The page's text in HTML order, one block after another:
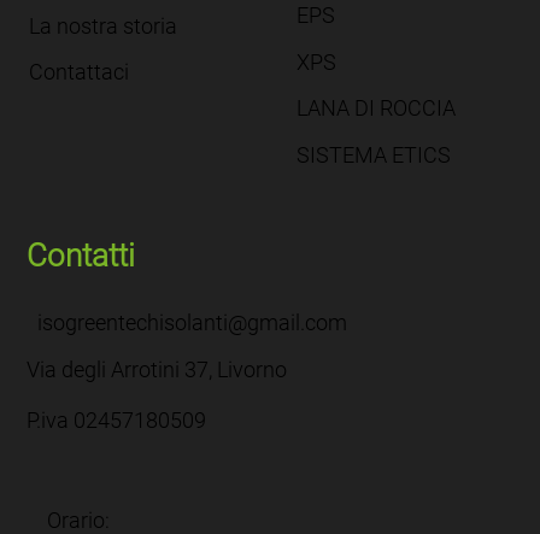
La nostra storia
Contattaci
EPS
XPS
SISTEMA ETICS
LANA DI ROCCIA
Contatti
isogreentechisolanti@gmail.com
Via degli Arrotini 37, Livorno
P.iva 02457180509
Orario: